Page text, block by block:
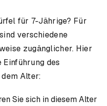
für 7-Jährige? Für
verschiedene
zugänglicher. Hier
des
Alter:
Sie sich in diesem Alter